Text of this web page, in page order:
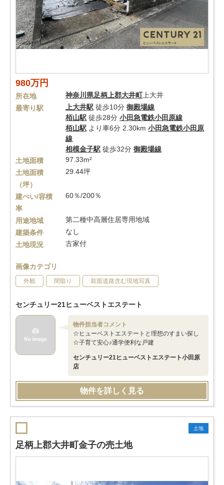
980万円
所在地 神奈川県足柄上郡大井町上大井
最寄り駅
上大井駅 徒歩10分 御殿場線
栢山駅 徒歩28分 小田急電鉄小田原線
栢山駅 より車6分 2.30km 小田急電鉄小田原
線
相模金子駅 徒歩32分 御殿場線
土地面積
97.33m²
土地面積
（坪）
29.44坪
建ぺい/容積
率
60％/200％
用途地域
第二種中高層住居専用地域
建築条件
なし
土地現況
古家付
画像カテゴリ
外観 間取り 前面道路含む現地写真
センチュリー21ヒューベストエステート
物件担当者コメント
☆ヒューベストエステートと理想のすまい探し
☆子育て安心♪通学便利な戸建
センチュリー21ヒューベストエステート小田原
店
物件を詳しく見る
土地
足柄上郡大井町金子の売土地